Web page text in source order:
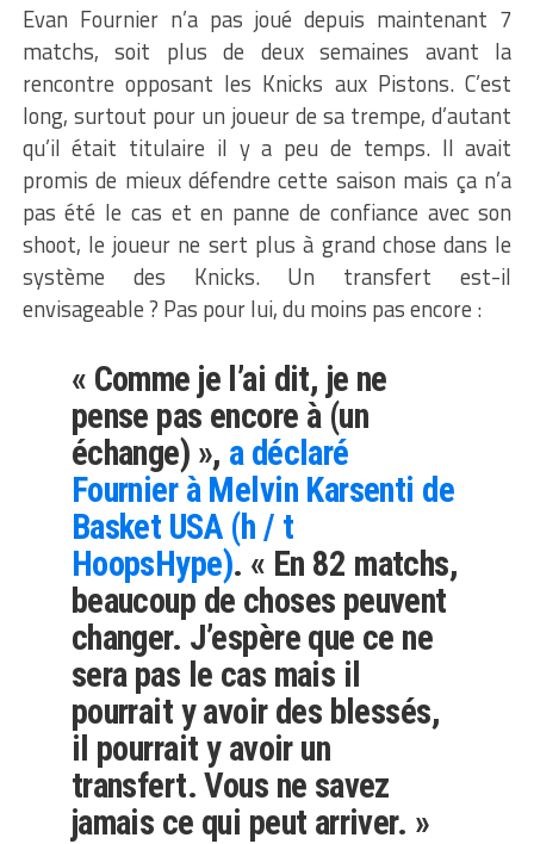
Evan Fournier n’a pas joué depuis maintenant 7
matchs, soit plus de deux semaines avant la
rencontre opposant les Knicks aux Pistons. C’est
long, surtout pour un joueur de sa trempe, d’autant
qu’il était titulaire il y a peu de temps. Il avait
promis de mieux défendre cette saison mais ça n’a
pas été le cas et en panne de confiance avec son
shoot, le joueur ne sert plus à grand chose dans le
système des Knicks. Un transfert est-il
envisageable ? Pas pour lui, du moins pas encore :
« Comme je l’ai dit, je ne
pense pas encore à (un
échange) », a déclaré
Fournier à Melvin Karsenti de
Basket USA (h / t
HoopsHype). « En 82 matchs,
beaucoup de choses peuvent
changer. J’espère que ce ne
sera pas le cas mais il
pourrait y avoir des blessés,
il pourrait y avoir un
transfert. Vous ne savez
jamais ce qui peut arriver. »